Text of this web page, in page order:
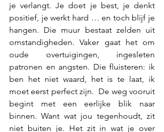
je verlangt. Je doet je best, je denkt
positief, je werkt hard … en toch blijf je
hangen. Die muur bestaat zelden uit
omstandigheden. Vaker gaat het om
oude overtuigingen, ingesleten
patronen en angsten. Die fluisteren: ik
ben het niet waard, het is te laat, ik
moet eerst perfect zijn.  De weg vooruit
begint met een eerlijke blik naar
binnen. Want wat jou tegenhoudt, zit
niet buiten je. Het zit in wat je over